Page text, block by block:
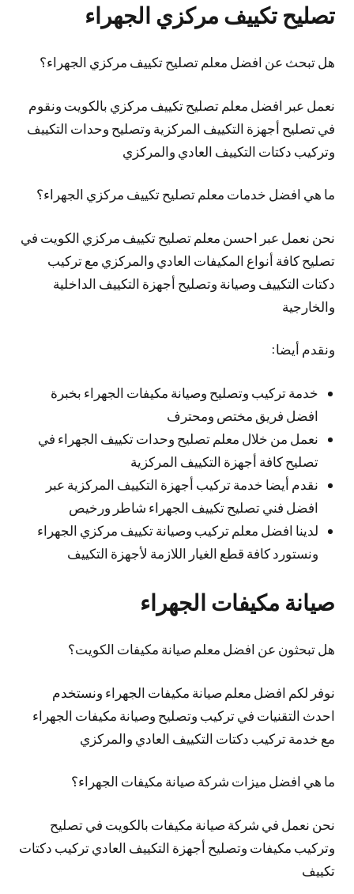
تصليح تكييف مركزي الجهراء
هل تبحث عن افضل معلم تصليح تكييف مركزي الجهراء؟
نعمل عبر افضل معلم تصليح تكييف مركزي بالكويت ونقوم
في تصليح أجهزة التكييف المركزية وتصليح وحدات التكييف
وتركيب دكتات التكييف العادي والمركزي
ما هي افضل خدمات معلم تصليح تكييف مركزي الجهراء؟
نحن نعمل عبر احسن معلم تصليح تكييف مركزي الكويت في
تصليح كافة أنواع المكيفات العادي والمركزي مع تركيب
دكتات التكييف وصيانة وتصليح أجهزة التكييف الداخلية
والخارجية
ونقدم أيضا:
خدمة تركيب وتصليح وصيانة مكيفات الجهراء بخبرة
افضل فريق مختص ومحترف
نعمل من خلال معلم تصليح وحدات تكييف الجهراء في
تصليح كافة أجهزة التكييف المركزية
نقدم أيضا خدمة تركيب أجهزة التكييف المركزية عبر
افضل فني تصليح تكييف الجهراء شاطر ورخيص
لدينا افضل معلم تركيب وصيانة تكييف مركزي الجهراء
ونستورد كافة قطع الغيار اللازمة لأجهزة التكييف
صيانة مكيفات الجهراء
هل تبحثون عن افضل معلم صيانة مكيفات الكويت؟
نوفر لكم افضل معلم صيانة مكيفات الجهراء ونستخدم
احدث التقنيات في تركيب وتصليح وصيانة مكيفات الجهراء
مع خدمة تركيب دكتات التكييف العادي والمركزي
ما هي افضل ميزات شركة صيانة مكيفات الجهراء؟
نحن نعمل في شركة صيانة مكيفات بالكويت في تصليح
وتركيب مكيفات وتصليح أجهزة التكييف العادي تركيب دكتات
تكييف